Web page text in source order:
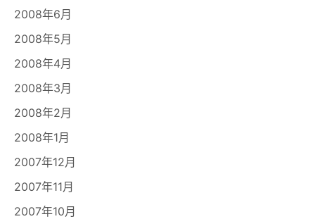
2008年6月
2008年5月
2008年4月
2008年3月
2008年2月
2008年1月
2007年12月
2007年11月
2007年10月